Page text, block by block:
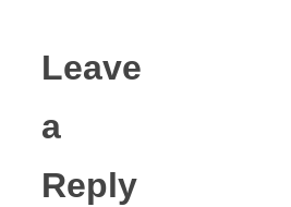
Leave
a
Reply